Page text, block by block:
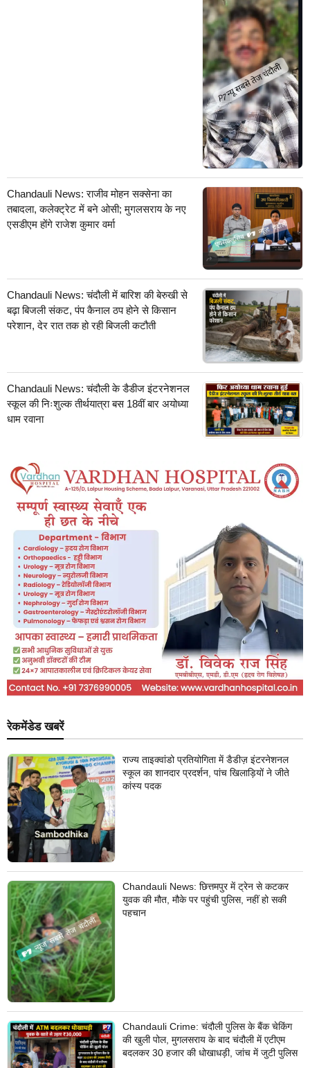
Chandauli News: राजीव मोहन सक्सेना का
तबादला, कलेक्ट्रेट में बने ओसी; मुगलसराय के नए
एसडीएम होंगे राजेश कुमार वर्मा
Chandauli News: चंदौली में बारिश की बेरुखी से
बढ़ा बिजली संकट, पंप कैनाल ठप होने से किसान
परेशान, देर रात तक हो रही बिजली कटौती
Chandauli News: चंदौली के डैडीज इंटरनेशनल
स्कूल की निःशुल्क तीर्थयात्रा बस 18वीं बार अयोध्या
धाम रवाना
रेकमेंडेड खबरें
राज्य ताइक्वांडो प्रतियोगिता में डैडीज़ इंटरनेशनल
स्कूल का शानदार प्रदर्शन, पांच खिलाड़ियों ने जीते
कांस्य पदक
Chandauli News: छित्तमपुर में ट्रेन से कटकर
युवक की मौत, मौके पर पहुंची पुलिस, नहीं हो सकी
पहचान
Chandauli Crime: चंदौली पुलिस के बैंक चेकिंग
की खुली पोल, मुगलसराय के बाद चंदौली में एटीएम
बदलकर 30 हजार की धोखाधड़ी, जांच में जुटी पुलिस